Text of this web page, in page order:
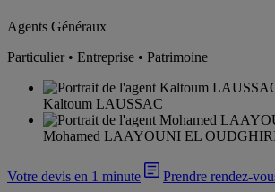
Agents Généraux
Particulier • Entreprise • Patrimoine
Kaltoum LAUSSAC
Mohamed LAAYOUNI EL
Votre devis en 1 minute Prendre rendez-